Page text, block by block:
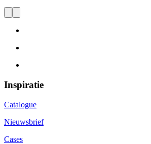
Inspiratie
Catalogue
Nieuwsbrief
Cases